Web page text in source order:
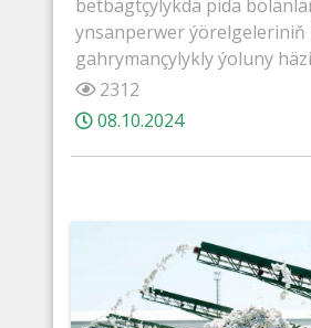
betbagtçylykda pida
ynsanperwer
gahrymançylykly ýoluny
2312
08.10.2024